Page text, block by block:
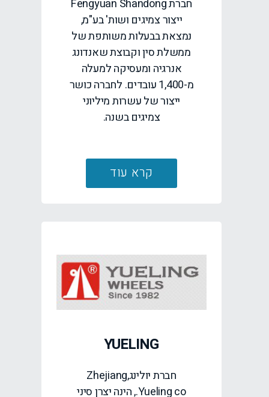
חברת Fengyuan Shandong
ייצור צמיגים ושות' בע"מ,
נמצאת בבעלות משותפת של
ממשלת סין וקבוצת שאנדונג
אנרגיה ומעסיקה למעלה
מ-1,400 עובדים. לחברה כושר
ייצור של עשרות מיליוני
צמיגים בשנה.
קרא עוד
YUELING
חברת יולינג,Zhejiang
Yueling co., הינה יצרן סיני